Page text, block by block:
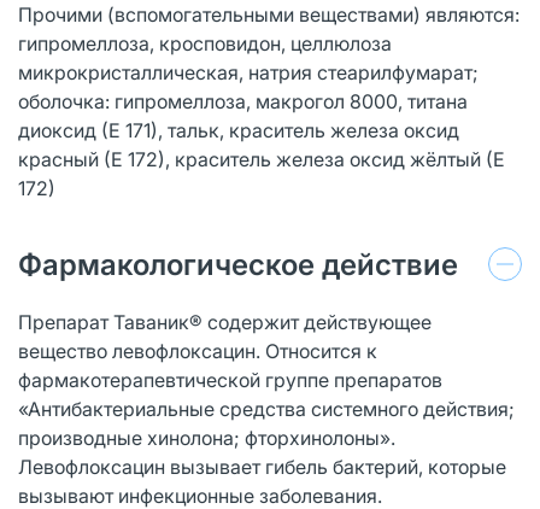
Прочими (вспомогательными веществами) являются:
гипромеллоза, кросповидон, целлюлоза
микрокристаллическая, натрия стеарилфумарат;
оболочка: гипромеллоза, макрогол 8000, титана
диоксид (Е 171), тальк, краситель железа оксид
красный (Е 172), краситель железа оксид жёлтый (Е
172)
Фармакологическое действие
Препарат Таваник® содержит действующее
вещество левофлоксацин. Относится к
фармакотерапевтической группе препаратов
«Антибактериальные средства системного действия;
производные хинолона; фторхинолоны».
Левофлоксацин вызывает гибель бактерий, которые
вызывают инфекционные заболевания.